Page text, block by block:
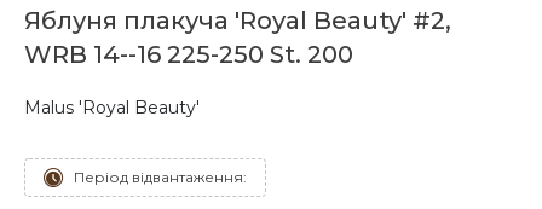
Яблуня плакуча 'Royal Beauty' #2,
WRB 14--16 225-250 St. 200
Malus 'Royal Beauty'
Період відвантаження: